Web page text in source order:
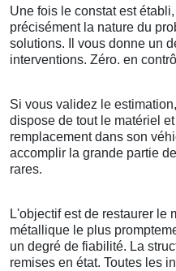
Une fois le constat est
précisément la nature du
solutions. Il vous donne un
interventions. Zéro. en
Si vous validez le
dispose de tout le matériel
remplacement dans son
accomplir la grande partie
rares.
L'objectif est de restaurer le
métallique le plus
un degré de fiabilité. La
remises en état. Toutes les